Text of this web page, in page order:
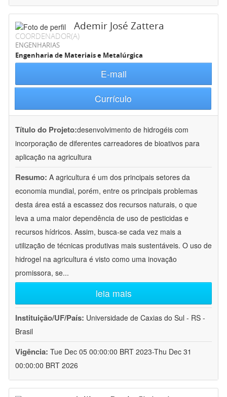
Ademir José Zattera
COORDENADOR(A)
ENGENHARIAS
Engenharia de Materiais e Metalúrgica
E-mail
Currículo
Título do Projeto:desenvolvimento de hidrogéis com
incorporação de diferentes carreadores de bioativos para
aplicação na agricultura
Resumo: A agricultura é um dos principais setores da
economia mundial, porém, entre os principais problemas
desta área está a escassez dos recursos naturais, o que
leva a uma maior dependência de uso de pesticidas e
recursos hídricos. Assim, busca-se cada vez mais a
utilização de técnicas produtivas mais sustentáveis. O uso de
hidrogel na agricultura é visto como uma inovação
promissora, se...
leia mais
Instituição/UF/País: Universidade de Caxias do Sul - RS -
Brasil
Vigência: Tue Dec 05 00:00:00 BRT 2023-Thu Dec 31
00:00:00 BRT 2026